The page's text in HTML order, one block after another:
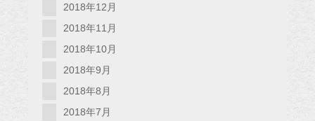
2018年12月
2018年11月
2018年10月
2018年9月
2018年8月
2018年7月